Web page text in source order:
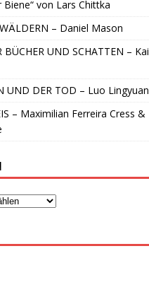
Biene“ von Lars Chittka
– Daniel Mason
BÜCHER UND SCHATTEN – Kai
UND DER TOD – Luo Lingyuan
– Maximilian Ferreira Cress &